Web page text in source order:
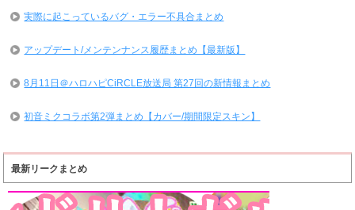
実際に起こっているバグ・エラー不具合まとめ
アップデート/メンテンナンス履歴まとめ【最新版】
8月11日＠ハロハピCiRCLE放送局 第27回の新情報まとめ
初音ミクコラボ第2弾まとめ【カバー/期間限定スキン】
最新リークまとめ